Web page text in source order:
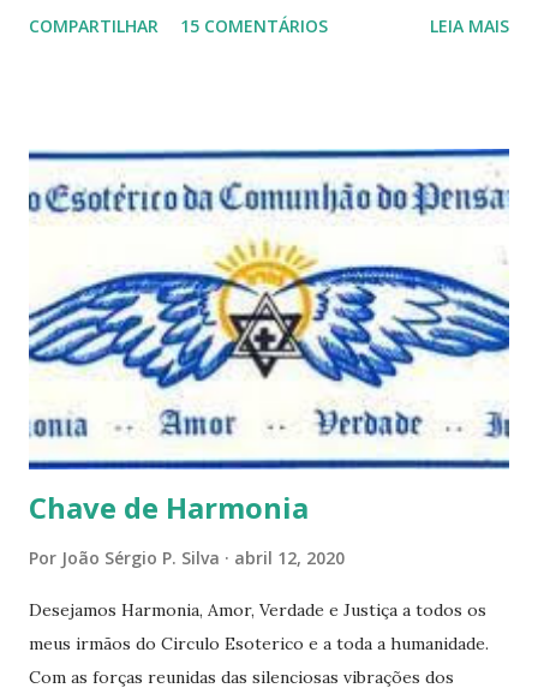
porque nem mesmo eu as tenho desta forma. Eu vos
e talvez contraditória a sua própria visão. Durante todo
este mês estaremos debatendo este tema e gostaríamos de
convida-lo a deixar seus comentários e reflexões no final
do texto clicando em novo comentário e acompanhar as
respostas e sugestões dos demais. Não estranhem o fato
de que teremos mais perguntas do que respostas, mais
reflexões do que formulações prontas, pois as perguntas
parecem contribuir mais para o aprendizado do que as
afirmações. Quem de nós pode de fato afirmar alguma coi...
COMPARTILHAR 15 COMENTÁRIOS LEIA MAIS
Chave de Harmonia
Por João Sérgio P. Silva abril 12, 2020
Desejamos Harmonia, Amor, Verdade e Justiça a todos os
meus irmãos do Circulo Esoterico e a toda a humanidade.
Com as forças reunidas das silenciosas vibrações dos